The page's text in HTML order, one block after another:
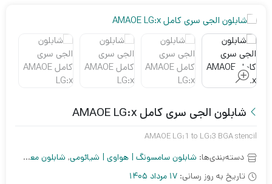
شابلون الجی سری کامل AMAOE LG:x
AMAOE LG:1 to LG:3 BGA stencil
دسته‌بندی‌ها: شابلون سامسونگ | هواوی | شیائومی, شابلون معمولی
تاریخ به روز رسانی: 17 مرداد 1405